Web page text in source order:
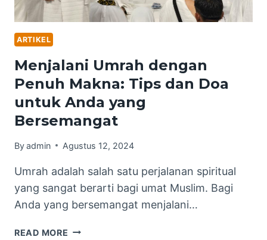
ARTIKEL
Menjalani Umrah dengan
Penuh Makna: Tips dan Doa
untuk Anda yang
Bersemangat
Byadmin Agustus 12, 2024
Umrah adalah salah satu perjalanan spiritual
yang sangat berarti bagi umat Muslim. Bagi
Anda yang bersemangat menjalani…
READ MORE MENJALANI